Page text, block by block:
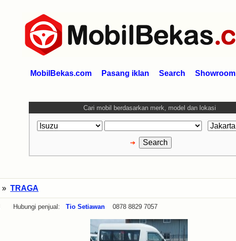
MobilBekas.com Pasang iklan Search Showroom
Cari mobil berdasarkan merk, model dan lokasi
» TRAGA
Hubungi penjual: Tio Setiawan 0878 8829 7057